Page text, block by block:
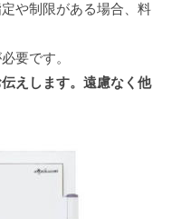
や制限がある場合、料
要です。
えします。遠慮なく他